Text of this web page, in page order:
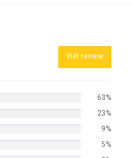
Viết review
63%
23%
9%
5%